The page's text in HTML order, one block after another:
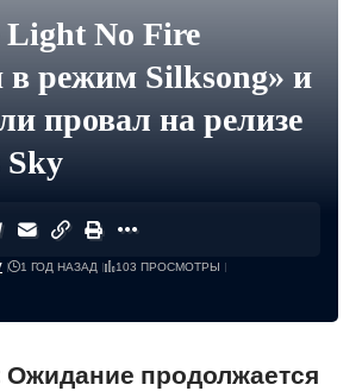
No Fire
режим Silksong» и
провал на релизе
Sky
1 ГОД НАЗАД 103 ПРОСМОТРЫ
Ожидание продолжается